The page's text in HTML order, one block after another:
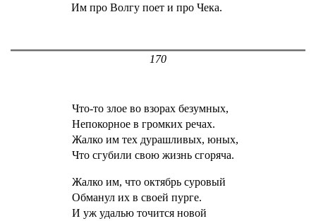
Им про Волгу поет и про Чека.
170
Что-то злое во взорах безумных,
Непокорное в громких речах.
Жалко им тех дурашливых, юных,
Что сгубили свою жизнь сгоряча.
Жалко им, что октябрь суровый
Обманул их в своей пурге.
И уж удалью точится новой